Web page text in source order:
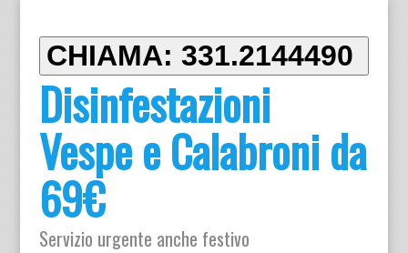
CHIAMA: 331.2144490
Disinfestazioni
Vespe e Calabroni da
69€
Servizio urgente anche festivo